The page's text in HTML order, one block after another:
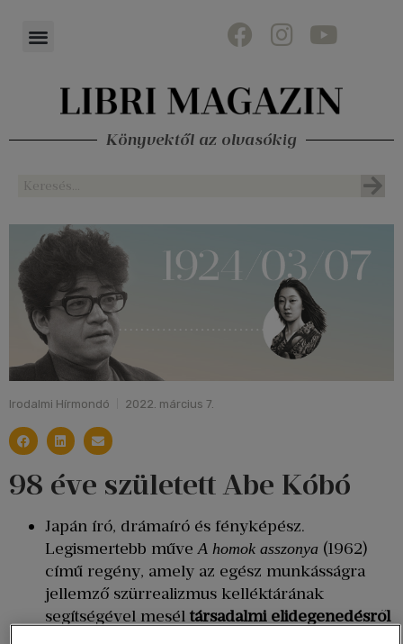
Könyvektől az olvasókig
Irodalmi Hírmondó 2022. március 7.
98 éve született Abe Kóbó
Japán író, drámaíró és fényképész.
Legismertebb műveA homok asszonya (1962)
című regény, amely az egész munkásságra
jellemző szürrealizmus kelléktárának
segítségével mesél társadalmi elidegenedésről